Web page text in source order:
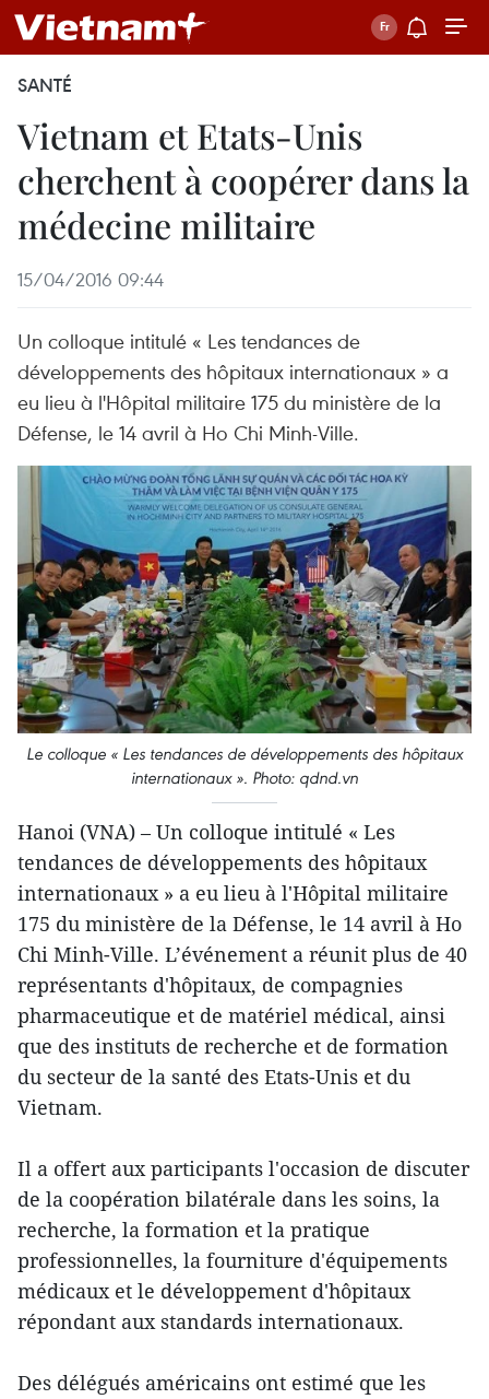
SANTÉ
Vietnam et Etats-Unis
cherchent à coopérer dans la
médecine militaire
15/04/2016 09:44
Un colloque intitulé « Les tendances de
développements des hôpitaux internationaux » a
eu lieu à l'Hôpital militaire 175 du ministère de la
Défense, le 14 avril à Ho Chi Minh-Ville.
​Le colloque « Les tendances de développements des hôpitaux
internationaux ». Photo: qdnd.vn
Hanoi (VNA) – ​​Un colloque intitulé « Les
tendances de développements des hôpitaux
internationaux » a eu lieu à l'Hôpital militaire
175 du ministère de la Défense, le 14 avril à Ho
Chi Minh-Ville. L’événement a réunit plus de 40
représentants d'hôpitaux, de compagnies ​
pharmaceutique et de matéri​el médical, ainsi
que des instituts de recherche et de formation ​
du secteur de la santé des Etats-Unis et ​du
Vietnam.
Il a offert aux participants l'occasion de discuter
​de la coopération bilatérale dans les soins, la
recherche, la formation et la pratique
professionnelles, la fourniture d'équipements
médicaux et le développement d'hôpitaux
répondant aux standards internationaux.
Des délégués américains ont estimé que les